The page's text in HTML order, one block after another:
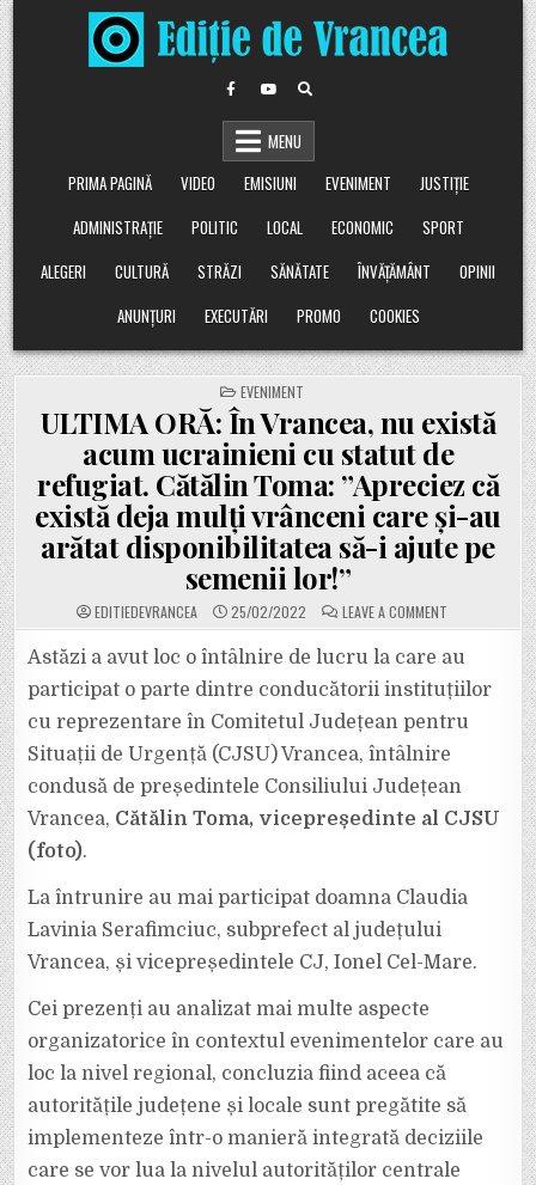
Skip
to
content
MENU
PRIMA PAGINĂ
VIDEO EMISIUNI EVENIMENT
JUSTIȚIE
ADMINISTRAȚIE
POLITIC LOCAL ECONOMIC
SPORT
ALEGERI
CULTURĂ STRĂZI SĂNĂTATE ÎNVĂȚĂMÂNT
OPINII
ANUNȚURI
EXECUTĂRI PROMO COOKIES
POSTED
IN
EVENIMENT
ULTIMA ORĂ: În Vrancea, nu există
acum ucrainieni cu statut de
refugiat. Cătălin Toma: ”Apreciez că
există deja mulți vrânceni care și-au
arătat disponibilitatea să-i ajute pe
semenii lor!”
EDITIEDEVRANCEA 25/02/2022 LEAVE A COMMENT
ULTIMA
ÎN
VRANCEA,
NU
EXISTĂ
UCRAINIENI
STATUT
REFUGIAT.
CĂTĂLIN
TOMA:
”APRECIEZ
VRÂNCENI
ARĂTAT
SEMENII
Astăzi a avut loc o întâlnire de lucru la care au
participat o parte dintre conducătorii instituțiilor
cu reprezentare în Comitetul Județean pentru
Situații de Urgență (CJSU) Vrancea, întâlnire
condusă de președintele Consiliului Județean
Vrancea, Cătălin Toma, vicepreședinte al CJSU
(foto).
La întrunire au mai participat doamna Claudia
Lavinia Serafimciuc, subprefect al județului
Vrancea, și vicepreședintele CJ, Ionel Cel-Mare.
Cei prezenți au analizat mai multe aspecte
organizatorice în contextul evenimentelor care au
loc la nivel regional, concluzia fiind aceea că
autoritățile județene și locale sunt pregătite să
implementeze într-o manieră integrată deciziile
care se vor lua la nivelul autorităților centrale